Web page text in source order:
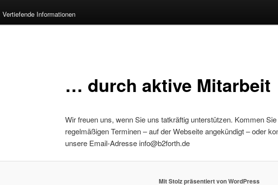
Vertiefende Informationen
… durch aktive Mitarbeit
Wir freuen uns, wenn Sie uns tatkräftig unterstützen. Kommen
regelmäßigen Terminen – auf der Webseite angekündigt – oder
unsere Email-Adresse info@b2forth.de
Mit Stolz präsentiert von WordPress